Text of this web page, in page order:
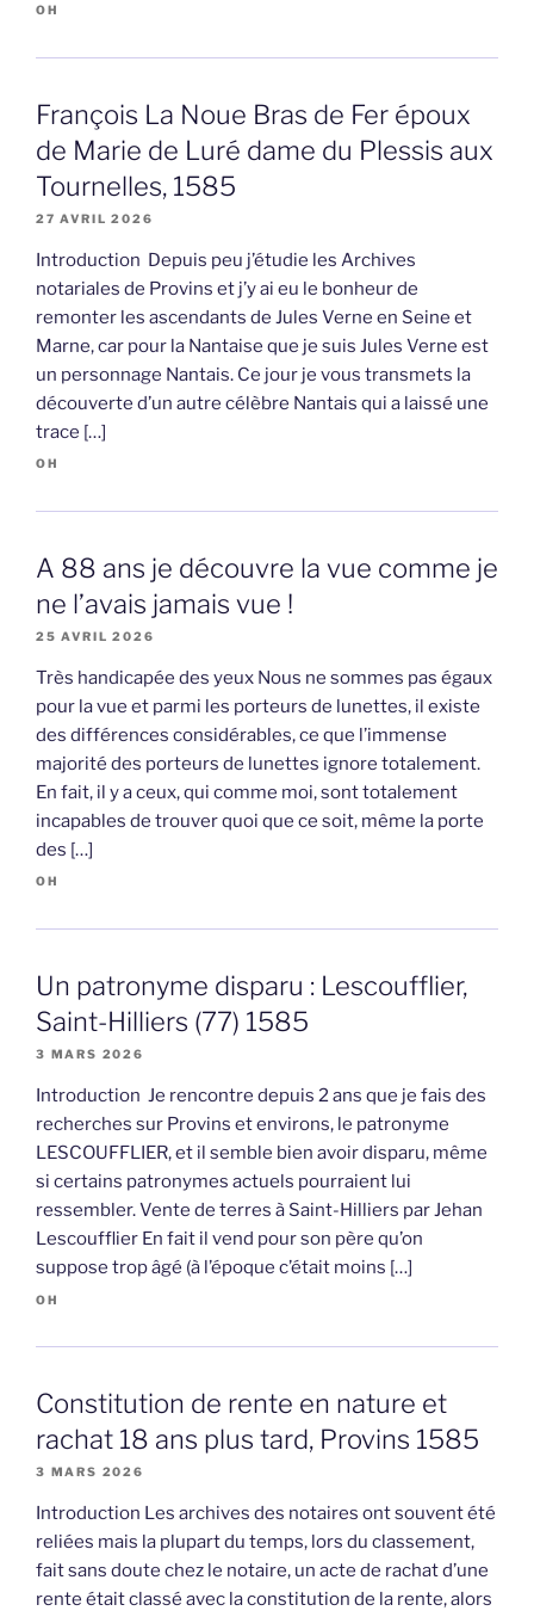
OH
François La Noue Bras de Fer époux
de Marie de Luré dame du Plessis aux
Tournelles, 1585
27 AVRIL 2026
Introduction Depuis peu j’étudie les Archives
notariales de Provins et j’y ai eu le bonheur de
remonter les ascendants de Jules Verne en Seine et
Marne, car pour la Nantaise que je suis Jules Verne est
un personnage Nantais. Ce jour je vous transmets la
découverte d’un autre célèbre Nantais qui a laissé une
trace […]
OH
A 88 ans je découvre la vue comme je
ne l’avais jamais vue !
25 AVRIL 2026
Très handicapée des yeux Nous ne sommes pas égaux
pour la vue et parmi les porteurs de lunettes, il existe
des différences considérables, ce que l’immense
majorité des porteurs de lunettes ignore totalement.
En fait, il y a ceux, qui comme moi, sont totalement
incapables de trouver quoi que ce soit, même la porte
des […]
OH
Un patronyme disparu : Lescoufflier,
Saint-Hilliers (77) 1585
3 MARS 2026
Introduction Je rencontre depuis 2 ans que je fais des
recherches sur Provins et environs, le patronyme
LESCOUFFLIER, et il semble bien avoir disparu, même
si certains patronymes actuels pourraient lui
ressembler. Vente de terres à Saint-Hilliers par Jehan
Lescoufflier En fait il vend pour son père qu’on
suppose trop âgé (à l’époque c’était moins […]
OH
Constitution de rente en nature et
rachat 18 ans plus tard, Provins 1585
3 MARS 2026
Introduction Les archives des notaires ont souvent été
reliées mais la plupart du temps, lors du classement,
fait sans doute chez le notaire, un acte de rachat d’une
rente était classé avec la constitution de la rente, alors